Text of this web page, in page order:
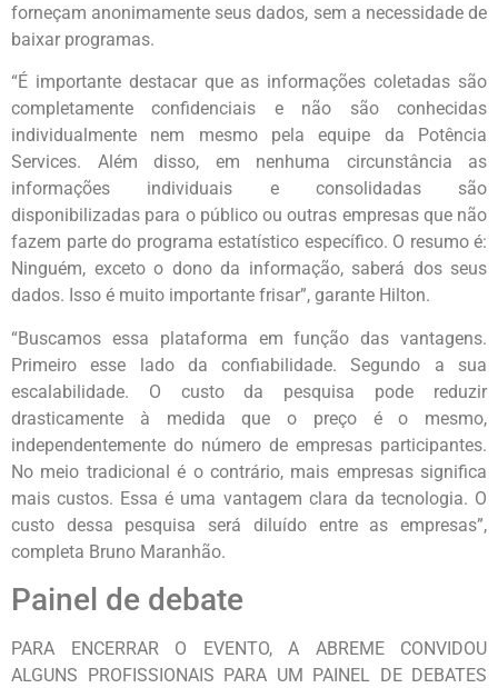
forneçam anonimamente seus dados, sem a necessidade de
baixar programas.
“É importante destacar que as informações coletadas são
completamente confidenciais e não são conhecidas
individualmente nem mesmo pela equipe da Potência
Services. Além disso, em nenhuma circunstância as
informações individuais e consolidadas são
disponibilizadas para o público ou outras empresas que não
fazem parte do programa estatístico específico. O resumo é:
Ninguém, exceto o dono da informação, saberá dos seus
dados. Isso é muito importante frisar”, garante Hilton.
“Buscamos essa plataforma em função das vantagens.
Primeiro esse lado da confiabilidade. Segundo a sua
escalabilidade. O custo da pesquisa pode reduzir
drasticamente à medida que o preço é o mesmo,
independentemente do número de empresas participantes.
No meio tradicional é o contrário, mais empresas significa
mais custos. Essa é uma vantagem clara da tecnologia. O
custo dessa pesquisa será diluído entre as empresas”,
completa Bruno Maranhão.
Painel de debate
PARA ENCERRAR O EVENTO, A ABREME CONVIDOU
ALGUNS PROFISSIONAIS PARA UM PAINEL DE DEBATES